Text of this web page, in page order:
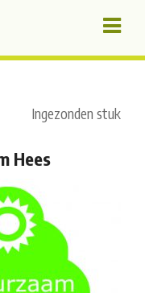
Ingezonden stuk
Hees